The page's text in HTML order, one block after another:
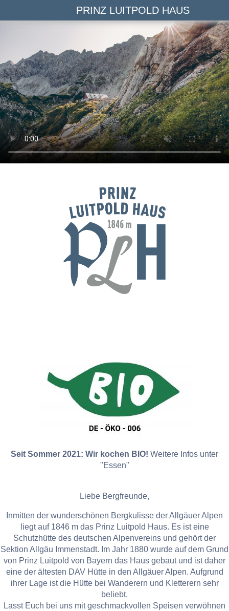
PRINZ LUITPOLD HAUS
Seit Sommer 2021: Wir kochen BIO! Weitere Infos unter
"Essen"
Liebe Bergfreunde,
Inmitten der wunderschönen Bergkulisse der Allgäuer Alpen
liegt auf 1846 m das Prinz Luitpold Haus. Es ist eine
Schutzhütte des deutschen Alpenvereins und gehört der
Sektion Allgäu Immenstadt. Im Jahr 1880 wurde auf dem Grund
von Prinz Luitpold von Bayern das Haus gebaut und ist daher
eine der ältesten DAV Hütte in den Allgäuer Alpen. Aufgrund
ihrer Lage ist die Hütte bei Wanderern und Kletterern sehr
beliebt.
Lasst Euch bei uns mit geschmackvollen Speisen verwöhnen